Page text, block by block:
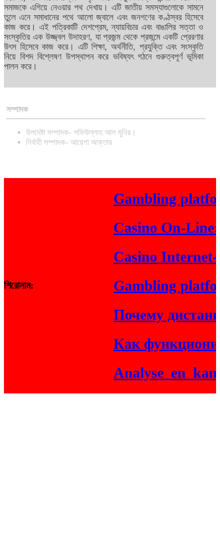
সমাজকে এগিয়ে নেওয়ার পথ দেখায়। এটি জাতীয় সমস্যাগুলোকে সামনে
তুলে এনে সমাধানের পথে আলো জ্বালে এবং জনগণের কণ্ঠস্বর হিসেবে
কাজ করে। এই পত্রিকাটি দেশপ্রেম, ন্যায়বিচার এবং বাঙালির সত্তা ও
সংস্কৃতির এক উজ্জ্বল উদাহরণ, যা প্রজন্ম থেকে প্রজন্মে একটি প্রেরণার
উৎস হিসেবে কাজ করে। এটি শিক্ষা, অর্থনীতি, প্রযুক্তি এবং সংস্কৃতি
নিয়ে বিশদ বিশ্লেষণ উপস্থাপন করে ভবিষ্যৎ গঠনে গুরুত্বপূর্ণ ভূমিকা
পালন করে।
সম্পাদক
উপদেষ্টা সম্পাদক- শফিউল্লাহ আল মুনির।
নির্বাহী সম্পাদক- আয়েশা আক্তার
শিরোনাম:
Gambling
Casino On-Line:
Casino Internet-
Gambling
Почему
Как